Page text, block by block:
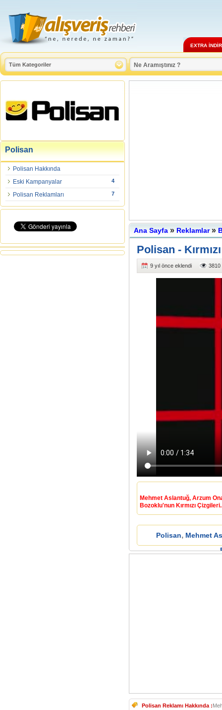
EXTRA
Polisan
Polisan Hakkında
Eski Kampanyalar
4
Polisan Reklamları 7
Ana Sayfa » Reklamlar»
Polisan -
9 yıl önce eklendi 3810
Mehmet Aslantuğ, Arzum
Bozoklu'nun Kırmızı
Polisan, Mehmet
Polisan Reklamı Hakkında :